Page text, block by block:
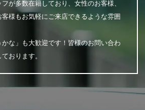
が多数在籍しており、女性のお客様、
様もお気軽にご来店できるような雰囲
かな」も大歓迎です！皆様のお問い合わ
おります。